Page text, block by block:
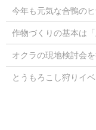
今年も元気な合鴨の
作物づくりの基本は
オクラの現地検討会を
とうもろこし狩りイ